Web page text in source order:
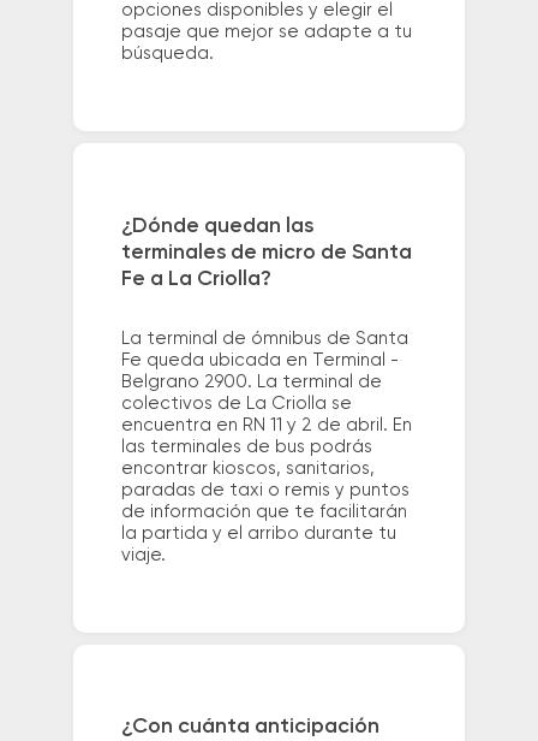
opciones disponibles y elegir el
pasaje que mejor se adapte a tu
búsqueda.
¿Dónde quedan las
terminales de micro de Santa
Fe a La Criolla?
La terminal de ómnibus de Santa
Fe queda ubicada en Terminal -
Belgrano 2900. La terminal de
colectivos de La Criolla se
encuentra en RN 11 y 2 de abril. En
las terminales de bus podrás
encontrar kioscos, sanitarios,
paradas de taxi o remis y puntos
de información que te facilitarán
la partida y el arribo durante tu
viaje.
¿Con cuánta anticipación